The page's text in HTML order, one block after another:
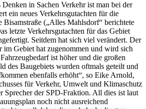
Denken in Sachen Verkehr ist man bei der
ein neues Verkehrsgutachten für die
Bisamstraße („Alles Mahlsdorf“ berichtete
letzte Verkehrsgutachten für das Gebiet
Seitdem hat sich viel verändert. Der
Gebiet hat zugenommen und wird sich
ist höher und die großen
des Baugebiets wurden oftmals geteilt und
ebenfalls erhöht“, so Eike Arnold,
für Verkehr, Umwelt und Klimaschutz
Sprecher der SPD-Fraktion. All dies ist laut
noch nicht ausreichend